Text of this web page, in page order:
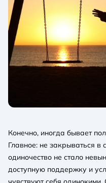
Конечно, иногда бывает
Главное: не закрываться в
одиночество не стало
доступную поддержку и